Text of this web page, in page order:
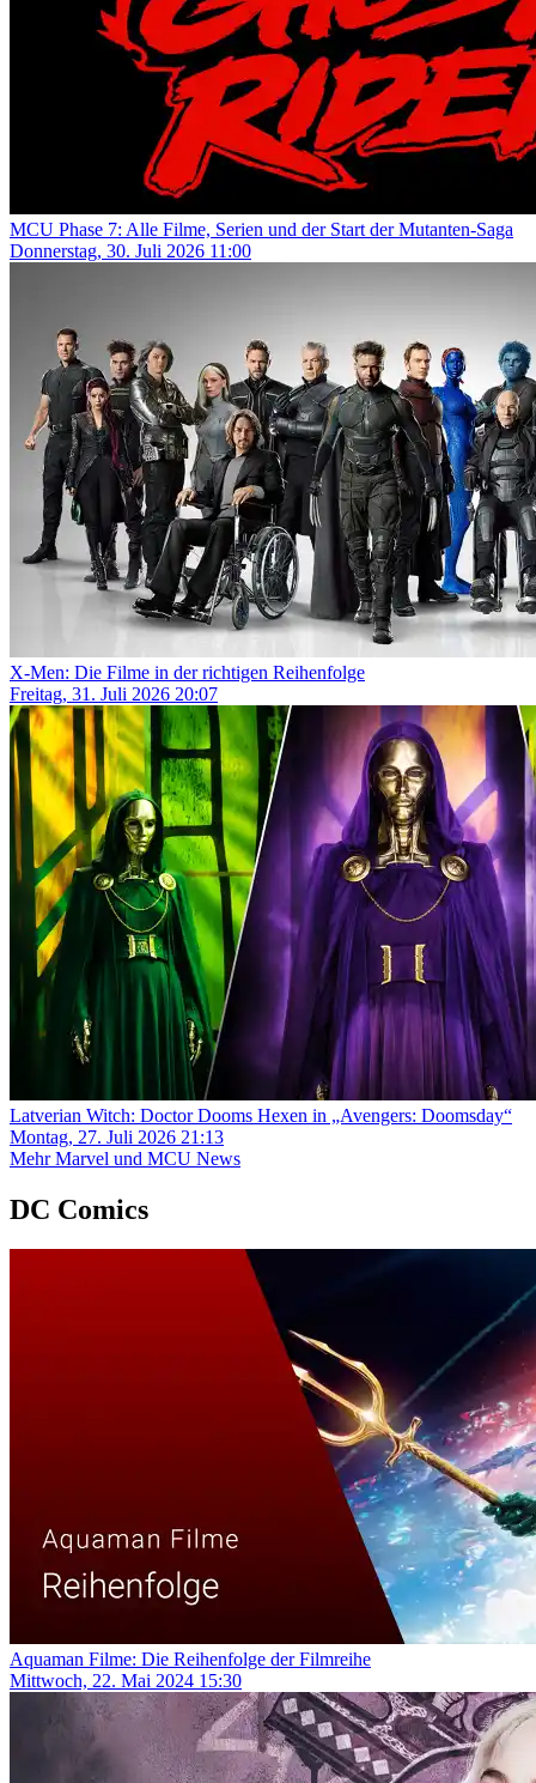
MCU Phase 7: Alle Filme, Serien und der Start der Mutanten-Saga
Donnerstag, 30. Juli 2026 11:00
X-Men: Die Filme in der richtigen Reihenfolge
Freitag, 31. Juli 2026 20:07
Latverian Witch: Doctor Dooms Hexen in „Avengers: Doomsday“
Montag, 27. Juli 2026 21:13
Mehr Marvel und MCU News
DC Comics
Aquaman Filme: Die Reihenfolge der Filmreihe
Mittwoch, 22. Mai 2024 15:30